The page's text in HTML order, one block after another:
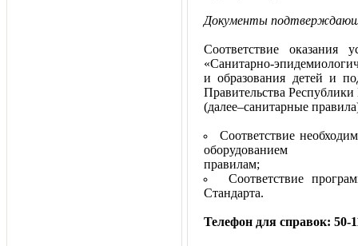
Документы
Соответствие оказания
«Санитарно-
и образования детей и
Правительства
Соответствие
Соответствие
Стандарта.
Телефон для справок: 50-